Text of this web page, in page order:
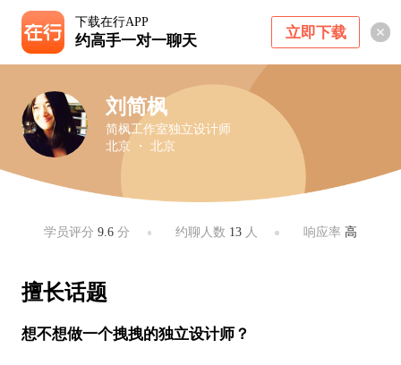
下载在行APP
约高手一对一聊天 立即下载
刘简枫
简枫工作室独立设计师
北京 ・ 北京
学员评分9.6 分 约聊人数 13人 响应率 高
擅长话题
想不想做一个拽拽的独立设计师？